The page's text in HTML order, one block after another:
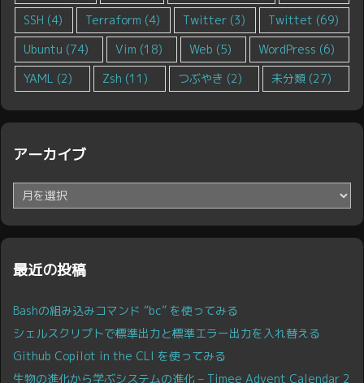
SSH (4) Terraform (4) Twitter (3) Twittet (69)
Ubuntu (74) Vim (18) Web (5) WordPress (6)
YAML (2) Zsh (11) つぶやき (2) 未分類 (27)
アーカイブ
ー
カ
イ
最近の投稿
Bashの組み込みコマンド “bc” を使ってみる
シェルスクリプトで標準出力と標準エラー出力を入れ替える
Github Copilot in the CLI を使ってみる
生物の進化から学ぶシステムの進化 – Timee Advent Calendar 2